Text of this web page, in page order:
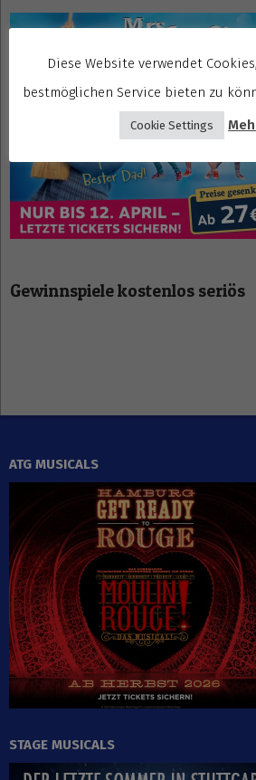
Gewinnspiele kostenlos seriös
ATG MUSICALS
STAGE MUSICALS
Diese Website verwendet
bestmöglichen Service bieten zu
Cookie Settings